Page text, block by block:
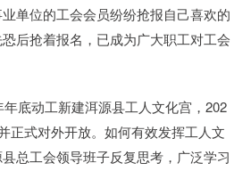
单位的工会会员纷纷抢报自己喜欢的
后抢着报名，已成为广大职工对工会
底动工新建洱源县工人文化宫，202
正式对外开放。如何有效发挥工人文
总工会领导班子反复思考，广泛学习